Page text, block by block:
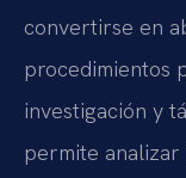
convertirse en
procedimientos
investigación y
permite analizar